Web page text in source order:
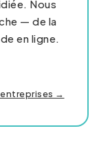
Nous
— de la
en ligne.
→